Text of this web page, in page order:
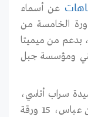
عن أسماء
الخامسة من
بدعم من ميميتا
ومؤسسة جبل
سراب أتاسي،
والسيد فاروق مردم بك، والدكتور حسن عباس، 15 ورقة